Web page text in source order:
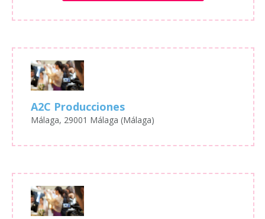
A2C Producciones
Málaga, 29001 Málaga (Málaga)